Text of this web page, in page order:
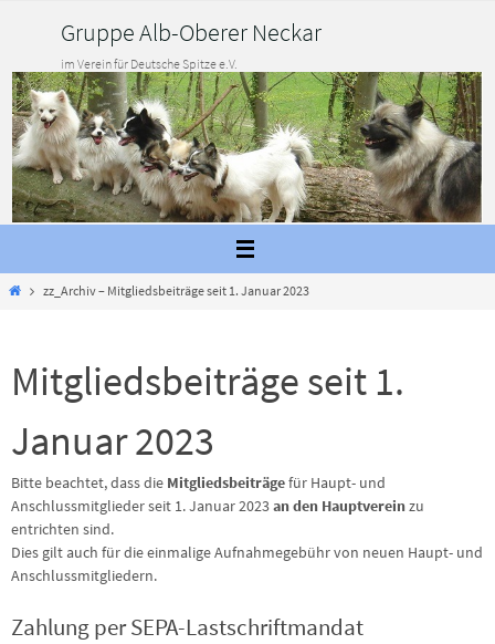
Gruppe Alb-Oberer Neckar
im Verein für Deutsche Spitze e.V.
Startzz_Archiv – Mitgliedsbeiträge seit 1. Januar 2023
Mitgliedsbeiträge seit 1.
Januar 2023
Bitte beachtet, dass die Mitgliedsbeiträgefür Haupt- und
Anschlussmitglieder seit 1. Januar 2023an den Hauptvereinzu
entrichten sind.
Dies gilt auch für die einmalige Aufnahmegebühr von neuen Haupt- und
Anschlussmitgliedern.
Zahlung per SEPA-Lastschriftmandat